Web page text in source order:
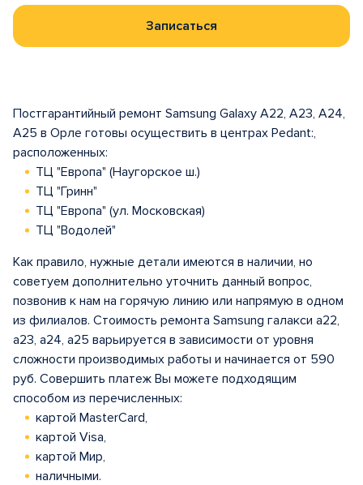
Записаться
Постгарантийный ремонт Samsung Galaxy A22, A23, A24,
A25 в Орле готовы осуществить в центрах Pedant:,
расположенных:
ТЦ "Европа" (Наугорское ш.)
ТЦ "Гринн"
ТЦ "Европа" (ул. Московская)
ТЦ "Водолей"
Как правило, нужные детали имеются в наличии, но
советуем дополнительно уточнить данный вопрос,
позвонив к нам на горячую линию или напрямую в одном
из филиалов. Стоимость ремонта Samsung галакси а22,
a23, a24, a25 варьируется в зависимости от уровня
сложности производимых работы и начинается от 590
руб. Совершить платеж Вы можете подходящим
способом из перечисленных:
картой MasterCard,
картой Visa,
картой Мир,
наличными.